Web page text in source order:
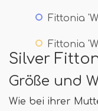
Fittonia
Fittonia
Silver
Größe und
Wie bei ihrer